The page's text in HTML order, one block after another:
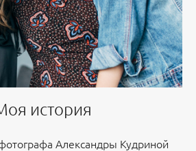
история
Александры Кудриной